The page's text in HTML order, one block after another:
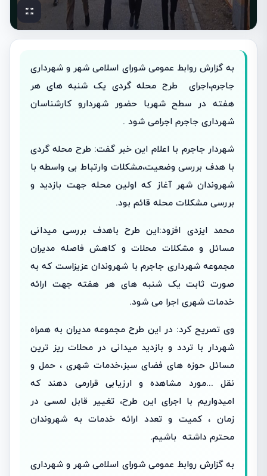
به گزارش روابط عمومی شورای اسلامی شهر و شهرداری
جاجرم،اجرای طرح محله گردی یک شنبه های هر
هفته در سطح شهربا حضور شهردارو کارشناسان
شهرداری جاجرم اجرامی شود .
شهردار جاجرم با اعلام این خبر گفت: طرح محله گردی
با هدف بررسی وضعیت،مشکلات وارتباط بی واسطه با
شهروندان شهر آغاز که اولین محله جهت بازدید و
بررسی مشکلات محله قائم بود.
محمد ایزدی افزود:این طرح باهدف بررسی میدانی
مسائل و مشکلات محلات و کاهش فاصله مدیران
مجموعه شهرداری جاجرم با شهروندان عزیزاست که به
صورت ثابت یک شنبه های هر هفته جهت ارائه
خدمات شهری اجرا می شود.
وی تصریح کرد: در این طرح مجموعه مدیران به همراه
شهردار با تردد و بازدید میدانی در محلات ریز ترین
مسائل حوزه های فضای سبز،خدمات شهری ، حمل و
نقل ...مورد مشاهده و ارزیابی قرارمی دهند که
امیدواریم با اجرای این طرح، تغییر قابل لمسی در
زمان ، کمیت و تعدد ارائه خدمات به شهروندان
محترم داشته باشیم.
به گزارش روابط عمومی شورای اسلامی شهر و شهرداری